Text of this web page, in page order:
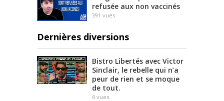
refusée aux non vaccinés
391 vues
Dernières diversions
Bistro Libertés avec Victor
Sinclair, le rebelle qui n’a
peur de rien et se moque
de tout.
6 vues